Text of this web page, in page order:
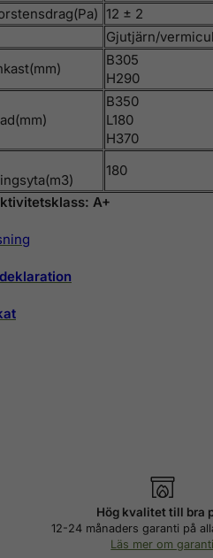
12 ± 2
Gjutjärn/
B305
H290
B350
L180
H370
180
A+
Hög kvalitet till bra
12-24 månaders garanti på
Läs mer om